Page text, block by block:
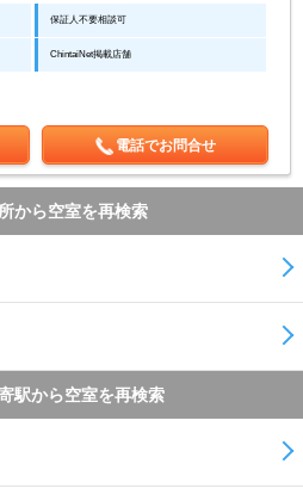
保証人不要相談可
ChintaiNet掲載店舗
電話でお問合せ
から空室を再検索
駅から空室を再検索